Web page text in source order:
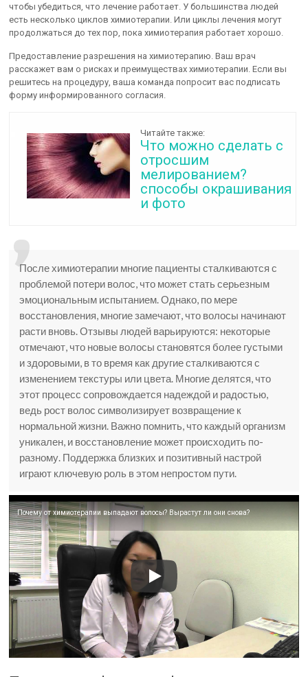
чтобы убедиться, что лечение работает. У большинства людей
есть несколько циклов химиотерапии. Или циклы лечения могут
продолжаться до тех пор, пока химиотерапия работает хорошо.
Предоставление разрешения на химиотерапию. Ваш врач
расскажет вам о рисках и преимуществах химиотерапии. Если вы
решитесь на процедуру, ваша команда попросит вас подписать
форму информированного согласия.
Читайте также:
Что можно сделать с
отросшим
мелированием?
способы окрашивания
и фото
После химиотерапии многие пациенты сталкиваются с
проблемой потери волос, что может стать серьезным
эмоциональным испытанием. Однако, по мере
восстановления, многие замечают, что волосы начинают
расти вновь. Отзывы людей варьируются: некоторые
отмечают, что новые волосы становятся более густыми
и здоровыми, в то время как другие сталкиваются с
изменением текстуры или цвета. Многие делятся, что
этот процесс сопровождается надеждой и радостью,
ведь рост волос символизирует возвращение к
нормальной жизни. Важно помнить, что каждый организм
уникален, и восстановление может происходить по-
разному. Поддержка близких и позитивный настрой
играют ключевую роль в этом непростом пути.
Почему от химиотерапии выпадают волосы? Вырастут ли они снова?